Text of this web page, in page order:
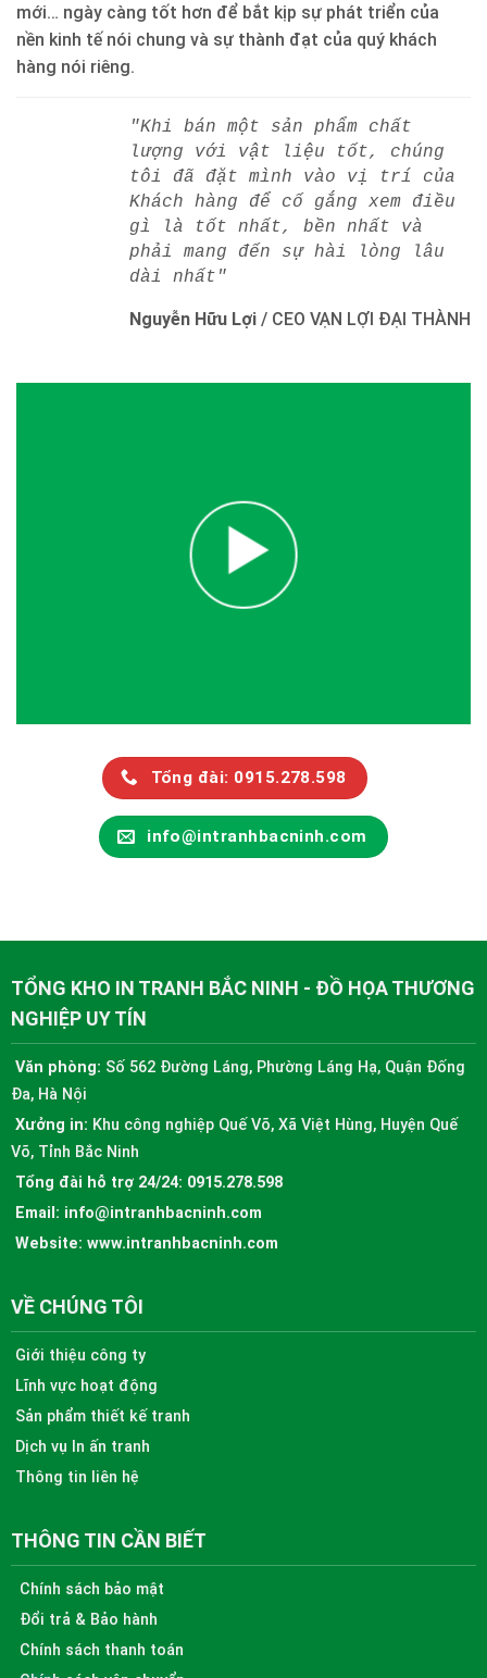
mới… ngày càng tốt hơn để bắt kịp sự phát triển của
nền kinh tế nói chung và sự thành đạt của quý khách
hàng nói riêng.
"Khi bán một sản phẩm chất
lượng với vật liệu tốt, chúng
tôi đã đặt mình vào vị trí của
Khách hàng để cố gắng xem điều
gì là tốt nhất, bền nhất và
phải mang đến sự hài lòng lâu
dài nhất"
Nguyễn Hữu Lợi / CEO VẠN LỢI ĐẠI THÀNH
Tổng đài: 0915.278.598
info@intranhbacninh.com
TỔNG KHO IN TRANH BẮC NINH - ĐỒ HỌA THƯƠNG
NGHIỆP UY TÍN
Văn phòng: Số 562 Đường Láng, Phường Láng Hạ, Quận Đống
Đa, Hà Nội
Xưởng in: Khu công nghiệp Quế Võ, Xã Việt Hùng, Huyện Quế
Võ, Tỉnh Bắc Ninh
Tổng đài hỗ trợ 24/24: 0915.278.598
Email: info@intranhbacninh.com
Website: www.intranhbacninh.com
VỀ CHÚNG TÔI
Giới thiệu công ty
Lĩnh vực hoạt động
Sản phẩm thiết kế tranh
Dịch vụ In ấn tranh
Thông tin liên hệ
THÔNG TIN CẦN BIẾT
Chính sách bảo mật
Đổi trả & Bảo hành
Chính sách thanh toán